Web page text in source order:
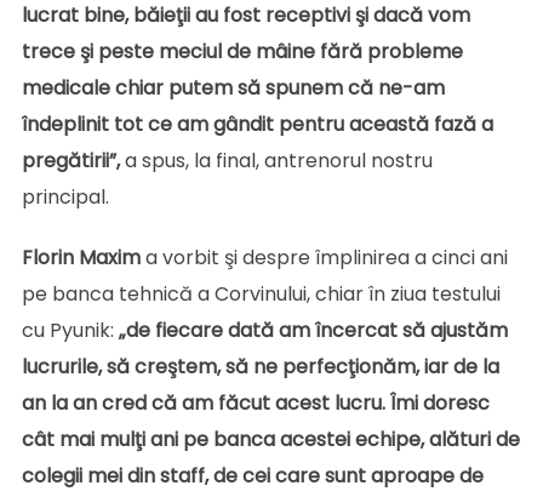
lucrat bine, băieţii au fost receptivi şi dacă vom
trece şi peste meciul de mâine fără probleme
medicale chiar putem să spunem că ne-am
îndeplinit tot ce am gândit pentru această fază a
pregătirii”,a spus, la final, antrenorul nostru
principal.
Florin Maxima vorbit şi despre împlinirea a cinci ani
pe banca tehnică a Corvinului, chiar în ziua testului
cu Pyunik: „de fiecare dată am încercat să ajustăm
lucrurile, să creştem, să ne perfecţionăm, iar de la
an la an cred că am făcut acest lucru. Îmi doresc
cât mai mulţi ani pe banca acestei echipe, alături de
colegii mei din staff, de cei care sunt aproape de